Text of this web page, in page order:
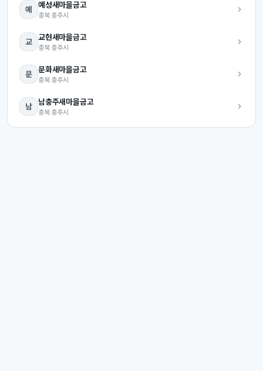
예 예성새마을금고
충북 충주시
교 교현새마을금고
충북 충주시
문 문화새마을금고
충북 충주시
남 남충주새마을금고
충북 충주시